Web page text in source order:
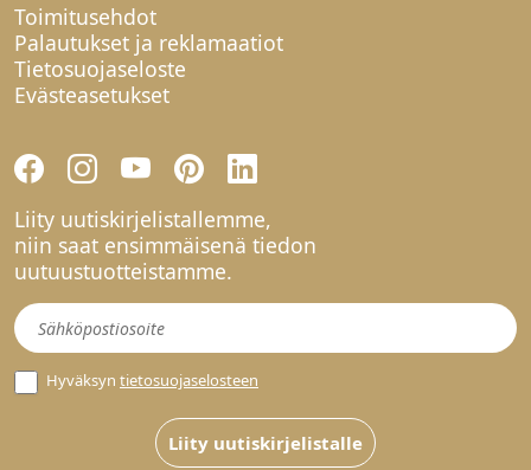
Toimitusehdot
Palautukset ja reklamaatiot
Tietosuojaseloste
Evästeasetukset
Liity uutiskirjelistallemme,
niin saat ensimmäisenä tiedon
uutuustuotteistamme.
Uutiskirje
Hyväksyn tietosuojaselosteen
Liity uutiskirjelistalle